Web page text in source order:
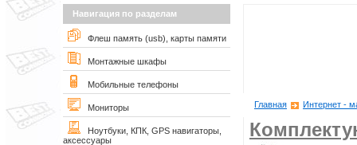
Навигация по разделам
Флеш память (usb), карты памяти
Монтажные шкафы
Мобильные телефоны
Мониторы
Ноутбуки, КПК, GPS навигаторы,
аксессуары
Главная Интернет -